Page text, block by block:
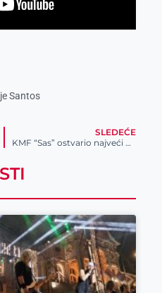
Santos
SLEDEĆE
KMF “Sas” ostvario najveći uspeh u istoriji kluba